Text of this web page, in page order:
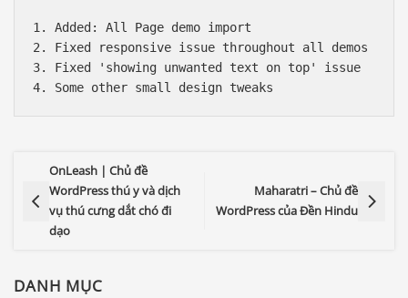
1. Added: All Page demo import
2. Fixed responsive issue throughout all demos
3. Fixed 'showing unwanted text on top' issue
OnLeash | Chủ đề
WordPress thú y và dịch
vụ thú cưng dắt chó đi
dạo
Maharatri – Chủ đề
WordPress của Đền Hindu
DANH MỤC